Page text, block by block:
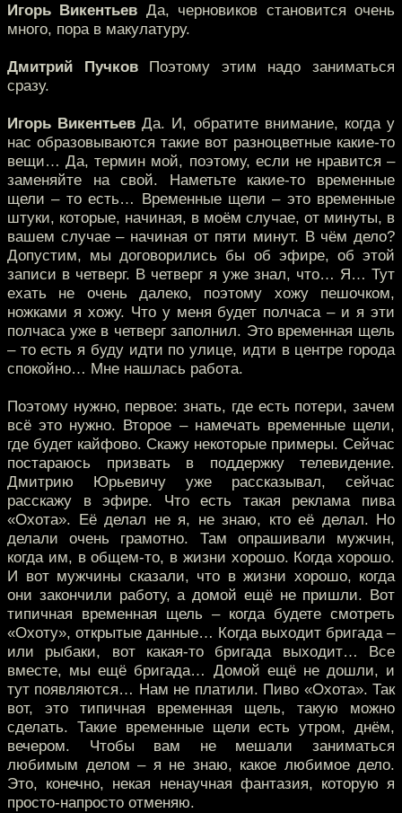
Игорь Викентьев Да, черновиков становится очень
много, пора в макулатуру.
Дмитрий ПучковПоэтому этим надо заниматься
сразу.
Игорь Викентьев Да. И, обратите внимание, когда у
нас образовываются такие вот разноцветные какие-то
вещи… Да, термин мой, поэтому, если не нравится –
заменяйте на свой. Наметьте какие-то временные
щели – то есть… Временные щели – это временные
штуки, которые, начиная, в моём случае, от минуты, в
вашем случае – начиная от пяти минут. В чём дело?
Допустим, мы договорились бы об эфире, об этой
записи в четверг. В четверг я уже знал, что… Я… Тут
ехать не очень далеко, поэтому хожу пешочком,
ножками я хожу. Что у меня будет полчаса – и я эти
полчаса уже в четверг заполнил. Это временная щель
– то есть я буду идти по улице, идти в центре города
спокойно… Мне нашлась работа.
Поэтому нужно, первое: знать, где есть потери, зачем
всё это нужно. Второе – намечать временные щели,
где будет кайфово. Скажу некоторые примеры. Сейчас
постараюсь призвать в поддержку телевидение.
Дмитрию Юрьевичу уже рассказывал, сейчас
расскажу в эфире. Что есть такая реклама пива
«Охота». Её делал не я, не знаю, кто её делал. Но
делали очень грамотно. Там опрашивали мужчин,
когда им, в общем-то, в жизни хорошо. Когда хорошо.
И вот мужчины сказали, что в жизни хорошо, когда
они закончили работу, а домой ещё не пришли. Вот
типичная временная щель – когда будете смотреть
«Охоту», открытые данные… Когда выходит бригада –
или рыбаки, вот какая-то бригада выходит… Все
вместе, мы ещё бригада… Домой ещё не дошли, и
тут появляются… Нам не платили. Пиво «Охота». Так
вот, это типичная временная щель, такую можно
сделать. Такие временные щели есть утром, днём,
вечером. Чтобы вам не мешали заниматься
любимым делом – я не знаю, какое любимое дело.
Это, конечно, некая ненаучная фантазия, которую я
просто-напросто отменяю.